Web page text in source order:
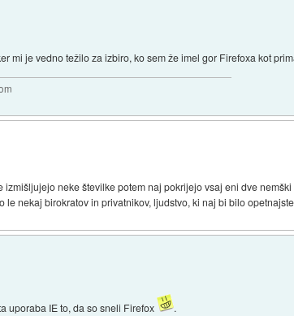
mi je vedno težilo za izbiro, ko sem že imel gor Firefoxa kot
izmišljujejo neke številke potem naj pokrijejo vsaj eni dve
le nekaj birokratov in privatnikov, ljudstvo, ki naj bi bilo
uporaba IE to, da so sneli Firefox .